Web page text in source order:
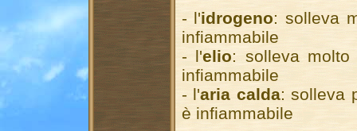
- l'idrogeno: solleva
infiammabile
- l'elio: solleva
infiammabile
- l'aria calda: solleva
è infiammabile